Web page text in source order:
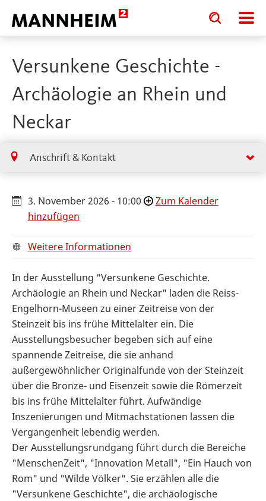
Toggle
search
input
Toggle
search
input
Versunkene Geschichte -
Archäologie an Rhein und
Neckar
Anschrift & Kontakt
3. November 2026 - 10:00
Zum Kalender
hinzufügen
Weitere Informationen
In der Ausstellung "Versunkene Geschichte.
Archäologie an Rhein und Neckar" laden die Reiss-
Engelhorn-Museen zu einer Zeitreise von der
Steinzeit bis ins frühe Mittelalter ein. Die
Ausstellungsbesucher begeben sich auf eine
spannende Zeitreise, die sie anhand
außergewöhnlicher Originalfunde von der Steinzeit
über die Bronze- und Eisenzeit sowie die Römerzeit
bis ins frühe Mittelalter führt. Aufwändige
Inszenierungen und Mitmachstationen lassen die
Vergangenheit lebendig werden.
Der Ausstellungsrundgang führt durch die Bereiche
"MenschenZeit", "Innovation Metall", "Ein Hauch von
Rom" und "Wilde Völker". Sie erzählen alle die
"Versunkene Geschichte", die archäologische